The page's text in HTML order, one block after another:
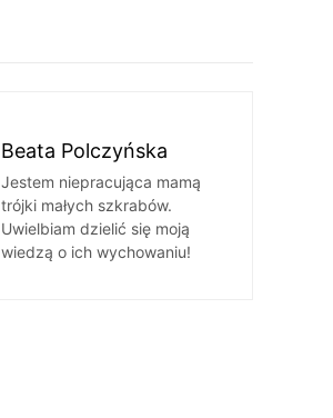
Beata Polczyńska
Jestem niepracująca mamą
trójki małych szkrabów.
Uwielbiam dzielić się moją
wiedzą o ich wychowaniu!